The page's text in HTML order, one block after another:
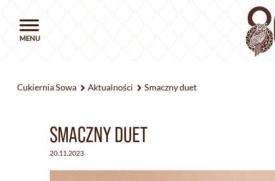
Cukiernia Sowa Aktualności Smaczny duet
SMACZNY DUET
20.11.2023